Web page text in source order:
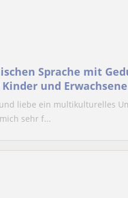
Sprache mit
und
liebe ein multikulturelles
sehr f...